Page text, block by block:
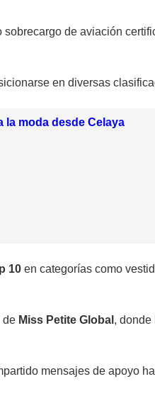
de aviación
en diversas
la moda desde Celaya
10 en categorías como
de Miss Petite Global , donde
mensajes de apoyo